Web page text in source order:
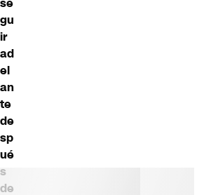
gu
ir
ad
el
an
te
de
sp
ué
s
de